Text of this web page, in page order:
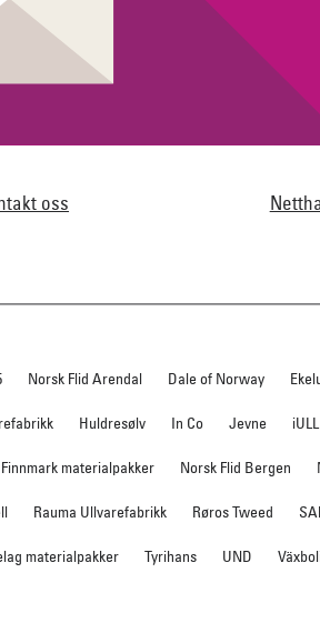
oss
Norsk Flid Arendal Dale of Norway
Huldresølv In Co Jevne
materialpakker Norsk Flid Bergen
Rauma Ullvarefabrikk Røros Tweed
materialpakker Tyrihans UND